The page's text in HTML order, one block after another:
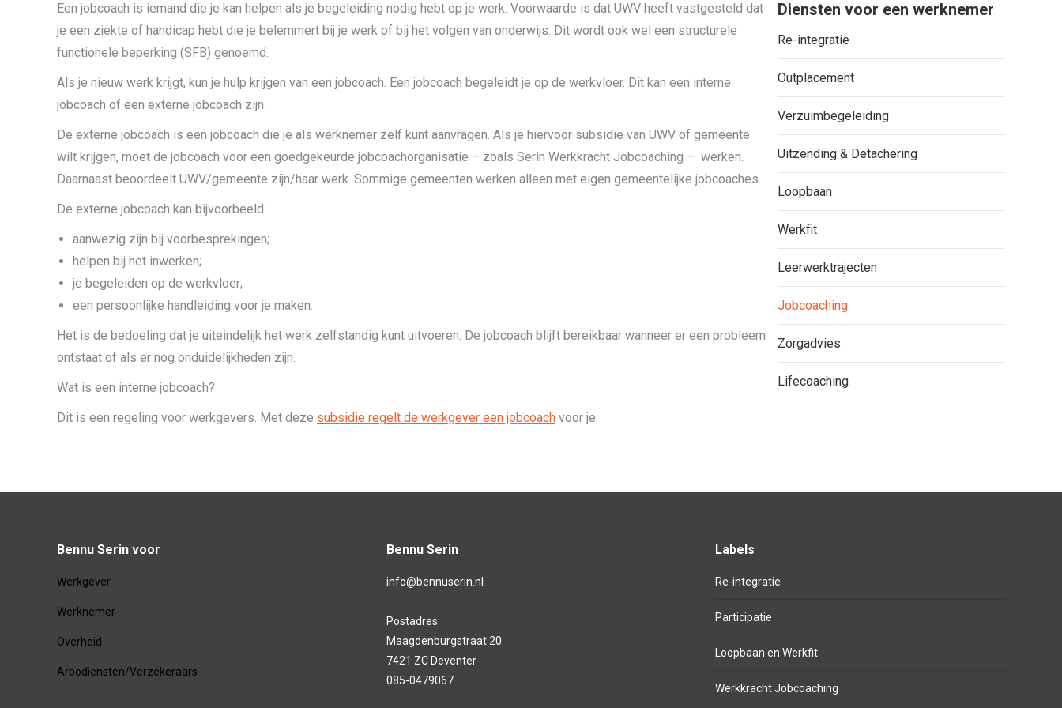
Een jobcoach is iemand die je kan helpen als je begeleiding nodig hebt op je werk. Voorwaarde is dat UWV heeft vastgesteld dat
je een ziekte of handicap hebt die je belemmert bij je werk of bij het volgen van onderwijs. Dit wordt ook wel een structurele
functionele beperking (SFB) genoemd.
Als je nieuw werk krijgt, kun je hulp krijgen van een jobcoach. Een jobcoach begeleidt je op de werkvloer. Dit kan een interne
jobcoach of een externe jobcoach zijn.
De externe jobcoach is een jobcoach die je als werknemer zelf kunt aanvragen. Als je hiervoor subsidie van UWV of gemeente
wilt krijgen, moet de jobcoach voor een goedgekeurde jobcoachorganisatie – zoals Serin Werkkracht Jobcoaching – werken.
Daarnaast beoordeelt UWV/gemeente zijn/haar werk. Sommige gemeenten werken alleen met eigen gemeentelijke jobcoaches.
De externe jobcoach kan bijvoorbeeld:
aanwezig zijn bij voorbesprekingen;
helpen bij het inwerken;
je begeleiden op de werkvloer;
een persoonlijke handleiding voor je maken.
Het is de bedoeling dat je uiteindelijk het werk zelfstandig kunt uitvoeren. De jobcoach blijft bereikbaar wanneer er een probleem
ontstaat of als er nog onduidelijkheden zijn.
Wat is een interne jobcoach?
Dit is een regeling voor werkgevers. Met deze subsidie regelt de werkgever een jobcoach voor je.
Diensten voor een werknemer
Re-integratie
Outplacement
Verzuimbegeleiding
Uitzending & Detachering
Loopbaan
Werkfit
Leerwerktrajecten
Jobcoaching
Zorgadvies
Lifecoaching
Bennu Serin voor
Werkgever
Werknemer
Overheid
Arbodiensten/Verzekeraars
Bennu Serin
info@bennuserin.nl
Postadres:
Maagdenburgstraat 20
7421 ZC Deventer
085-0479067
Labels
Re-integratie
Participatie
Loopbaan en Werkfit
Werkkracht Jobcoaching